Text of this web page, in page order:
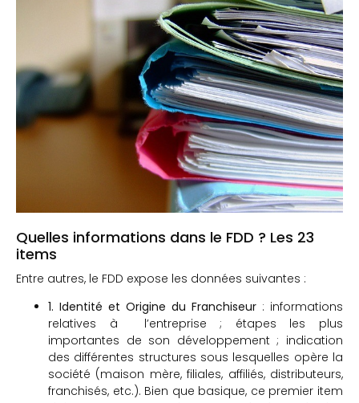
Quelles informations dans le FDD ? Les 23
items
Entre autres, le FDD expose les données suivantes :
1. Identité et Origine du Franchiseur : informations
relatives à l’entreprise ; étapes les plus
importantes de son développement ; indication
des différentes structures sous lesquelles opère la
société (maison mère, filiales, affiliés, distributeurs,
franchisés, etc.). Bien que basique, ce premier item